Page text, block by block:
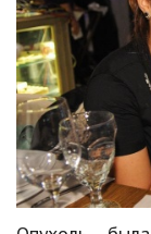
Домашние
Семья и дети
Путешествия
Культура и